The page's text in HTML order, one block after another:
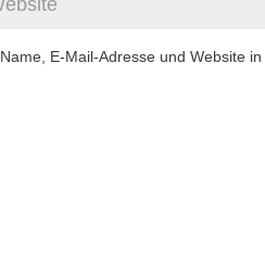
Name, E-Mail-Adresse und Website